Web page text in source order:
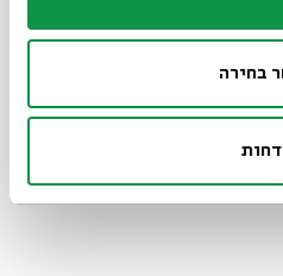
בחירה
כמו אמונות והרגלים ובין עמדות
הדיון סביב הדרת נשים,
יותר.